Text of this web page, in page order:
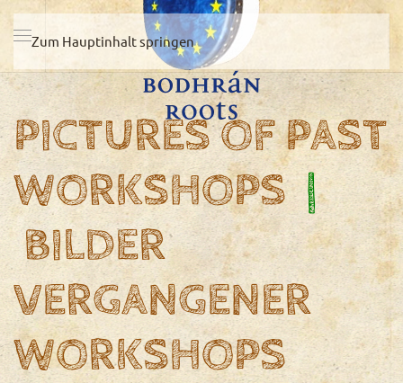
Zum Hauptinhalt springen
PICTURES OF PAST
WORKSHOPS|
BILDER
VERGANGENER
WORKSHOPS